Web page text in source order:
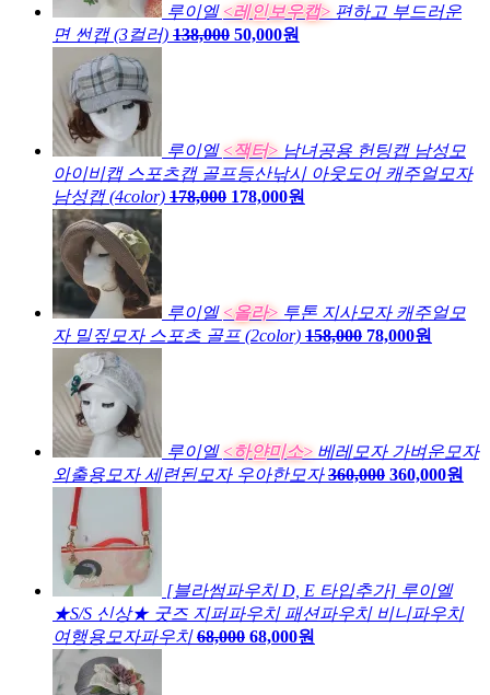
루이엘 <레인보우캡> 편하고 부드러운
면 썬캡 (3컬러) 138,000 50,000원
루이엘 <잭터> 남녀공용 헌팅캡 남성모
아이비캡 스포츠캡 골프등산낚시 아웃도어 캐주얼모자
남성캡 (4color) 178,000 178,000원
루이엘 <올라> 투톤 지사모자 캐주얼모
자 밀짚모자 스포츠 골프 (2color) 158,000 78,000원
루이엘 <하얀미소> 베레모자 가벼운모자
외출용모자 세련된모자 우아한모자 360,000 360,000원
[블라썸파우치 D, E 타입추가] 루이엘
★S/S 신상★ 굿즈 지퍼파우치 패션파우치 비니파우치
여행용모자파우치 68,000 68,000원